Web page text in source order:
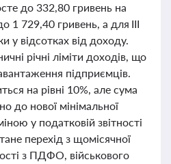
до 332,80 гривень на
1 729,40 гривень, а для III
у відсотках від доходу.
річні ліміти доходів, що
підприємців.
на рівні 10%, але сума
до нової мінімальної
у податковій звітності
перехід з щомісячної
з ПДФО, військового